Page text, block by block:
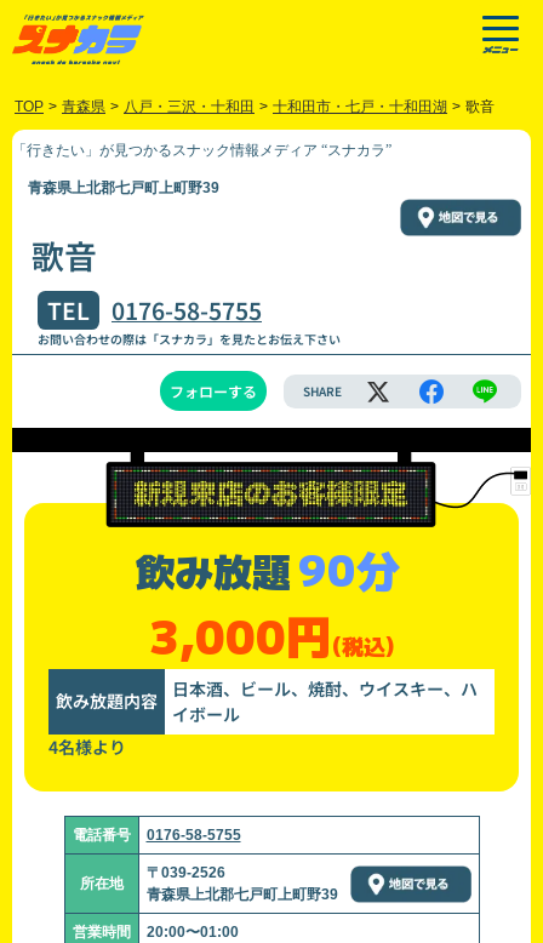
TOP > 青森県 > 八戸・三沢・十和田 > 十和田市・七戸・十和田湖 > 歌音
「行きたい」が見つかるスナック情報メディア “スナカラ”
青森県上北郡七戸町上町野39
歌音
TEL 0176-58-5755
お問い合わせの際は「スナカラ」を見たとお伝え下さい
フォローする SHARE
飲み放題90分
3,000円(税込)
飲み放題内容
日本酒、ビール、焼酎、ウイスキー、ハ
イボール
4名様より
電話番号 0176-58-5755
所在地
〒039-2526
青森県上北郡七戸町上町野39
営業時間 20:00〜01:00